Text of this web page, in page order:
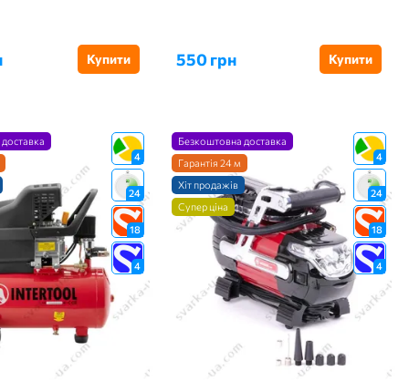
Купити 550 грн Купити
4
24
18
4
4
24
18
4
Безкоштовна доставка
Гарантія 24 м
Хіт продажів
Супер ціна